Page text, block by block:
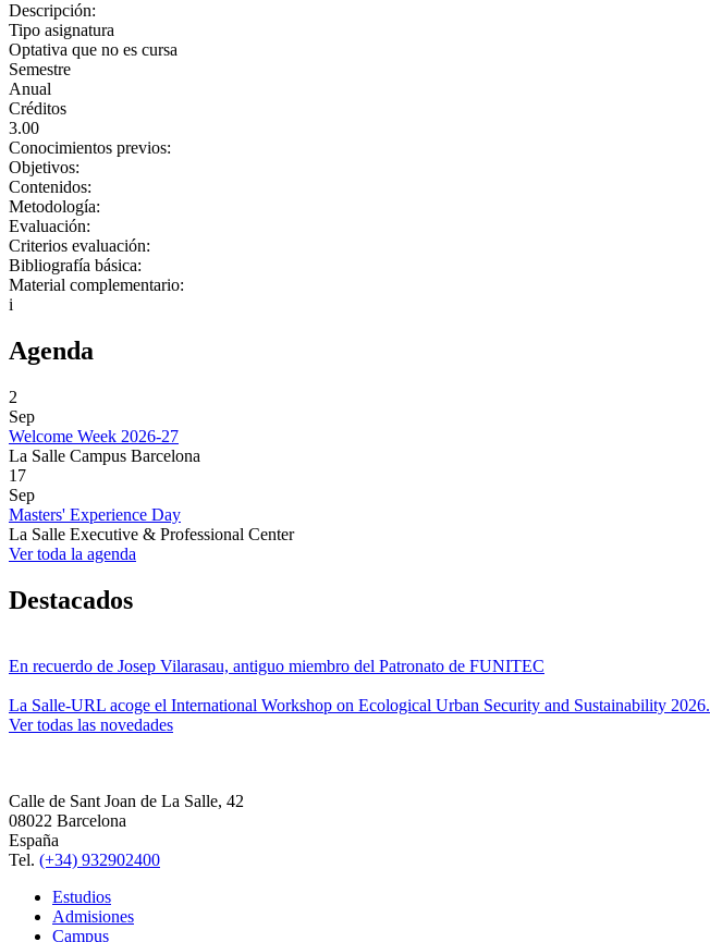
Descripción:
Tipo asignatura
Optativa que no es cursa
Semestre
Anual
Créditos
3.00
Conocimientos previos:
Objetivos:
Contenidos:
Metodología:
Evaluación:
Criterios evaluación:
Bibliografía básica:
Material complementario:
i
Agenda
2
Sep
Welcome Week 2026-27
La Salle Campus Barcelona
17
Sep
Masters' Experience Day
La Salle Executive & Professional Center
Ver toda la agenda
Destacados
En recuerdo de Josep Vilarasau, antiguo miembro del Patronato de FUNITEC
La Salle-URL acoge el International Workshop on Ecological Urban Security and Sustainability 2026.
Ver todas las novedades
Calle de Sant Joan de La Salle, 42
08022 Barcelona
España
Tel. (+34) 932902400
Estudios
Admisiones
Campus